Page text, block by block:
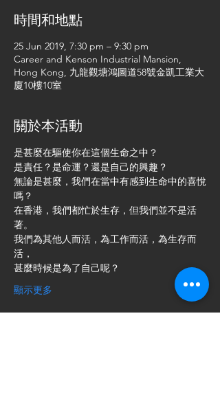
時間和地點
25 Jun 2019, 7:30 pm – 9:30 pm
Career and Kenson Industrial Mansion,
Hong Kong, 九龍觀塘鴻圖道58號金凱工業大
廈10樓10室
關於本活動
是甚麼在驅使你在這個生命之中？
是責任？是命運？還是自己的興趣？
無論是甚麼，我們在當中有感到生命中的喜悅
嗎？
在香港，我們都忙於生存，但我們並不是活
著。
我們為其他人而活，為工作而活，為生存而
活，
甚麼時候是為了自己呢？
顯示更多